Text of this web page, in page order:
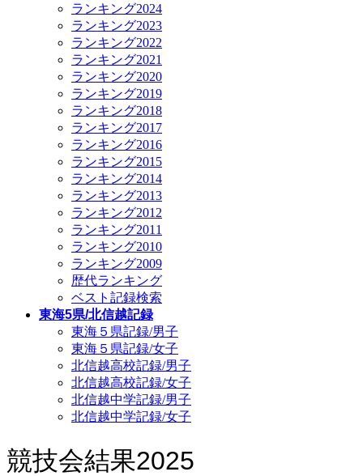
ランキング2024
ランキング2023
ランキング2022
ランキング2021
ランキング2020
ランキング2019
ランキング2018
ランキング2017
ランキング2016
ランキング2015
ランキング2014
ランキング2013
ランキング2012
ランキング2011
ランキング2010
ランキング2009
歴代ランキング
ベスト記録検索
東海5県/北信越記録
東海５県記録/男子
東海５県記録/女子
北信越高校記録/男子
北信越高校記録/女子
北信越中学記録/男子
北信越中学記録/女子
競技会結果2025